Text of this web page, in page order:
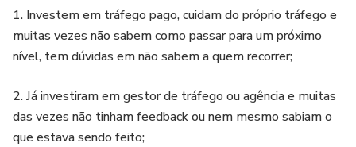
1. Investem em tráfego pago, cuidam do próprio tráfego e
muitas vezes não sabem como passar para um próximo
nível, tem dúvidas em não sabem a quem recorrer;
2. Já investiram em gestor de tráfego ou agência e muitas
das vezes não tinham feedback ou nem mesmo sabiam o
que estava sendo feito;